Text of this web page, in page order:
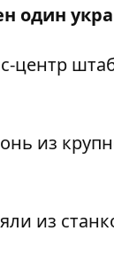
один
центр
из
из